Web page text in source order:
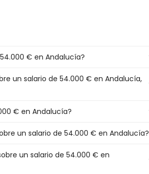
€ en Andalucía?
un salario de 54.000 € en Andalucía,
€ en Andalucía?
un salario de 54.000 € en Andalucía?
un salario de 54.000 € en